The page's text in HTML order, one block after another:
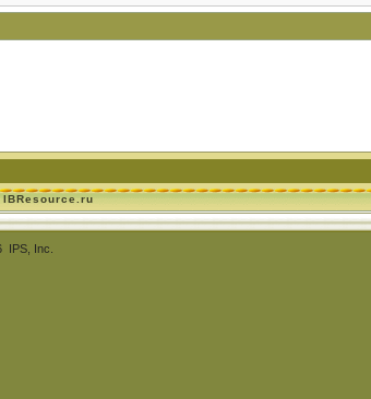
IBResource.ru
IPS, Inc.